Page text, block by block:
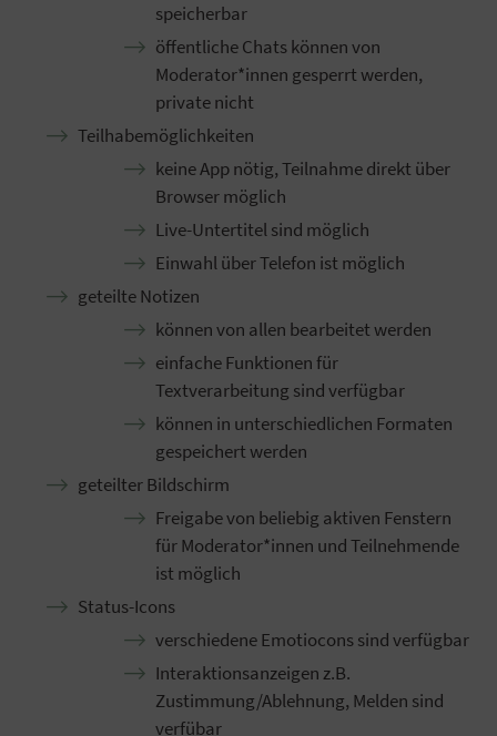
speicherbar
öffentliche Chats können von
Moderator*innen gesperrt werden,
private nicht
Teilhabemöglichkeiten
keine App nötig, Teilnahme direkt über
Browser möglich
Live-Untertitel sind möglich
Einwahl über Telefon ist möglich
geteilte Notizen
können von allen bearbeitet werden
einfache Funktionen für
Textverarbeitung sind verfügbar
können in unterschiedlichen Formaten
gespeichert werden
geteilter Bildschirm
Freigabe von beliebig aktiven Fenstern
für Moderator*innen und Teilnehmende
ist möglich
Status-Icons
verschiedene Emotiocons sind verfügbar
Interaktionsanzeigen z.B.
Zustimmung/Ablehnung, Melden sind
verfübar